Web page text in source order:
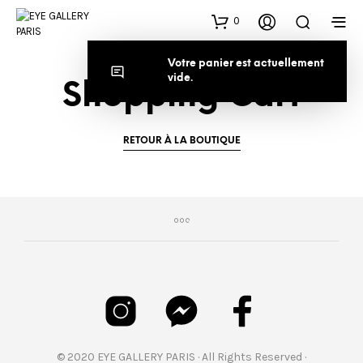
0
Shopping Cart
RETOUR À LA BOUTIQUE
© 2020 EYE GALLERY PARIS · All Rights Reserved ·
Votre panier est actuellement
vide.